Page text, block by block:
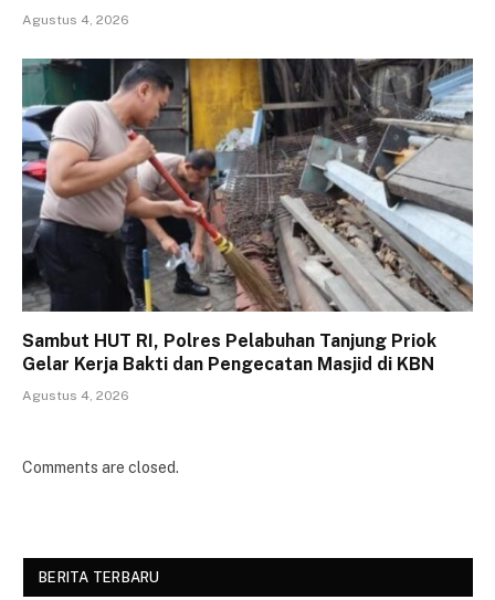
Agustus 4, 2026
Sambut HUT RI, Polres Pelabuhan Tanjung Priok
Gelar Kerja Bakti dan Pengecatan Masjid di KBN
Agustus 4, 2026
Comments are closed.
BERITA TERBARU